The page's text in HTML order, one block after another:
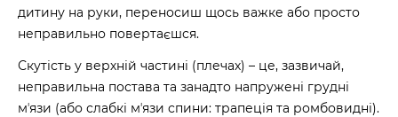
дитину на руки, переносиш щось важке або просто
неправильно повертаєшся.
Скутість у верхній частині (плечах) – це, зазвичай,
неправильна постава та занадто напружені грудні
мʼязи (або слабкі мʼязи спини: трапеція та ромбовидні).